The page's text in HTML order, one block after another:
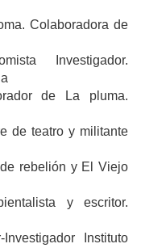
Colaboradora de
Investigador.
de La pluma.
de teatro y militante
rebelión y El Viejo
y escritor.
Instituto